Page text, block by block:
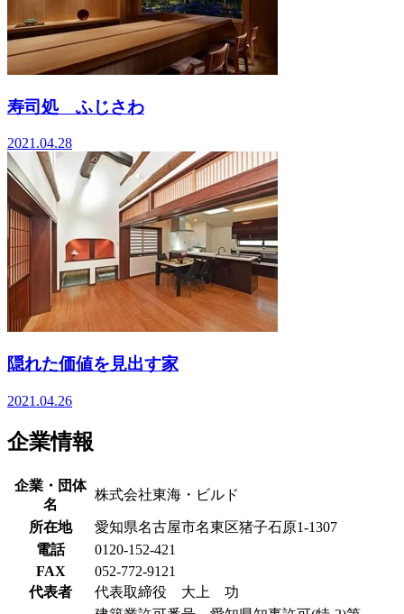
寿司処 ふじさわ
2021.04.28
隠れた価値を見出す家
2021.04.26
企業情報
企業・団体
名
株式会社東海・ビルド
所在地
愛知県名古屋市名東区猪子石原1-1307
電話
0120-152-421
FAX
052-772-9121
代表者
代表取締役 大上 功